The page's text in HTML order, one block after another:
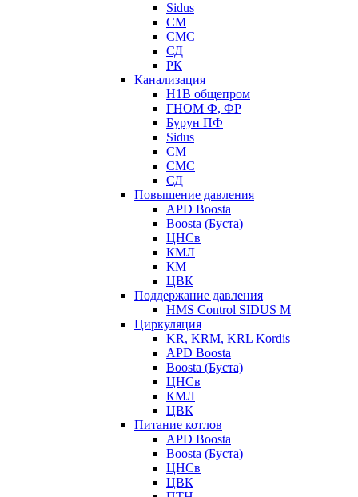
Sidus
СМ
СМС
СД
РК
Канализация
Н1В общепром
ГНОМ Ф, ФР
Бурун ПФ
Sidus
СМ
СМС
СД
Повышение давления
APD Boosta
Boosta (Буста)
ЦНСв
КМЛ
КМ
ЦВК
Поддержание давления
HMS Control SIDUS M
Циркуляция
KR, KRM, KRL Kordis
APD Boosta
Boosta (Буста)
ЦНСв
КМЛ
ЦВК
Питание котлов
APD Boosta
Boosta (Буста)
ЦНСв
ЦВК